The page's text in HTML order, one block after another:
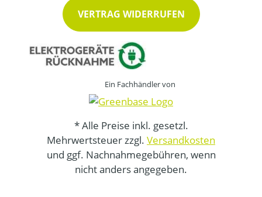
VERTRAG WIDERRUFEN
Ein Fachhändler von
* Alle Preise inkl. gesetzl.
Mehrwertsteuer zzgl. Versandkosten
und ggf. Nachnahmegebühren, wenn
nicht anders angegeben.